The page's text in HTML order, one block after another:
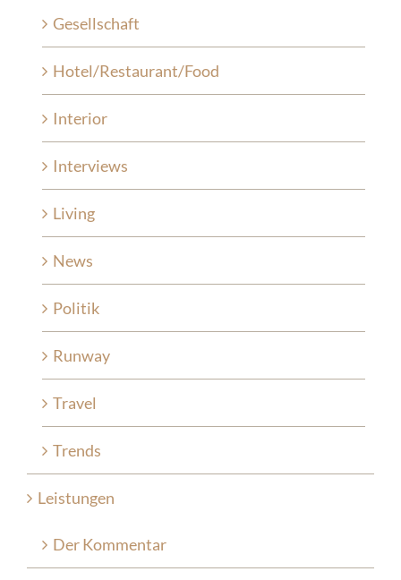
Gesellschaft
Hotel/Restaurant/Food
Interior
Interviews
Living
News
Politik
Runway
Travel
Trends
Leistungen
Der Kommentar